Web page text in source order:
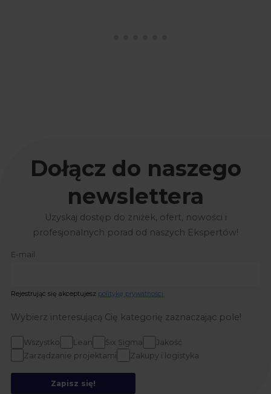
Dołącz do naszego
newslettera
Uzyskaj dostęp do zniżek, ofert, nowości i
profesjonalnych porad od naszych Ekspertów!
E-mail
Rejestrując się akceptujesz politykę prywatności.
Wybierz interesującą Cię kategorię zaznaczając pole!
Wszystko Lean Six Sigma
Jakość
Zarządzanie projektami
Zakupy i logistyka
Zapisz się!